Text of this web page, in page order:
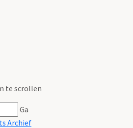
te scrollen
Ga
Archief